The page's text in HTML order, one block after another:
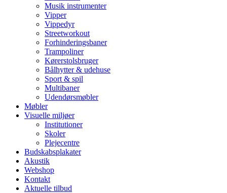
Musik instrumenter
Vipper
Vippedyr
Streetworkout
Forhinderingsbaner
Trampoliner
Kørerstolsbruger
Bålhytter & udehuse
Sport & spil
Multibaner
Udendørsmøbler
Møbler
Visuelle miljøer
Institutioner
Skoler
Plejecentre
Budskabsplakater
Akustik
Webshop
Kontakt
Aktuelle tilbud